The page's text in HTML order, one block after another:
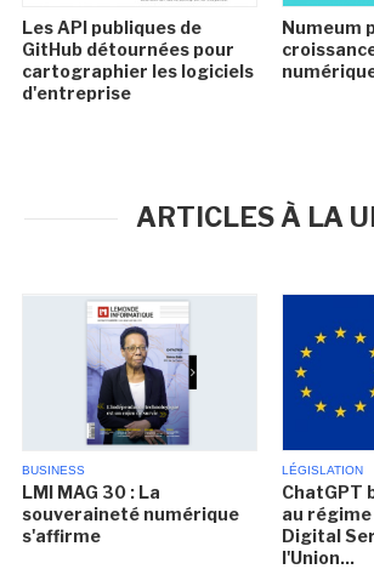
Les API publiques de
GitHub détournées pour
cartographier les logiciels
d'entreprise
Numeum
ARTICLES À LA
BUSINESS
LMI MAG 30 : La
souveraineté numérique
s'affirme
LÉGISLATION
ChatGPT
au
Digital
l'Union...